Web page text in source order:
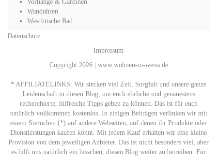
Vorhänge & Gardinen
Wanduhren
Waschtische Bad
Datenschutz
Impressum
Copyright 2026 | www.wohnen-in-weiss.de
* AFFILIATELINKS: Wir stecken viel Zeit, Sorgfalt und unsere ganze
Leidenschaft in diesen Blog, um euch ehrliche und genauestens
recherchierte, hilfreiche Tipps geben zu können. Das ist für euch
natürlich vollkommen kostenlos. In einigen Beiträgen verlinken wir mit
einem Sternchen (*) auf andere Webseiten, auf denen ihr Produkte oder
Dienstleistungen kaufen könnt. Mit jedem Kauf erhalten wir eine kleine
Provision von dem jeweiligen Anbieter. Das ist nicht besonders viel, aber
es hilft uns natürlich ein bisschen, diesen Blog weiter zu betreiben. Für